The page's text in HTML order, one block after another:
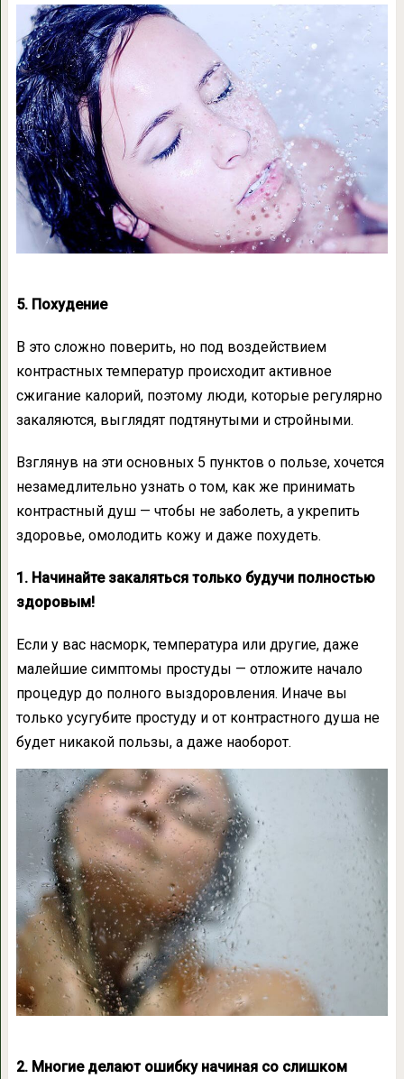
5. Похудение
В это сложно поверить, но под воздействием
контрастных температур происходит активное
сжигание калорий, поэтому люди, которые регулярно
закаляются, выглядят подтянутыми и стройными.
Взглянув на эти основных 5 пунктов о пользе, хочется
незамедлительно узнать о том, как же принимать
контрастный душ — чтобы не заболеть, а укрепить
здоровье, омолодить кожу и даже похудеть.
1. Начинайте закаляться только будучи полностью
здоровым!
Если у вас насморк, температура или другие, даже
малейшие симптомы простуды — отложите начало
процедур до полного выздоровления. Иначе вы
только усугубите простуду и от контрастного душа не
будет никакой пользы, а даже наоборот.
2. Многие делают ошибку начиная со слишком